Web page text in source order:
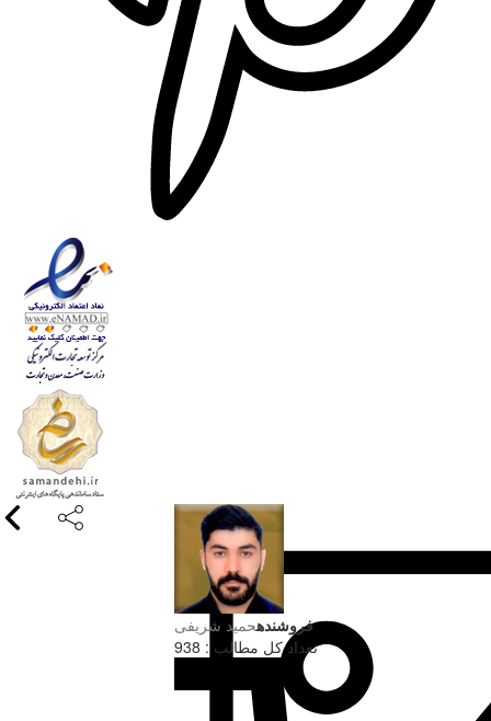
فروشندهحميد شریفی
تعداد کل مطالب : 938